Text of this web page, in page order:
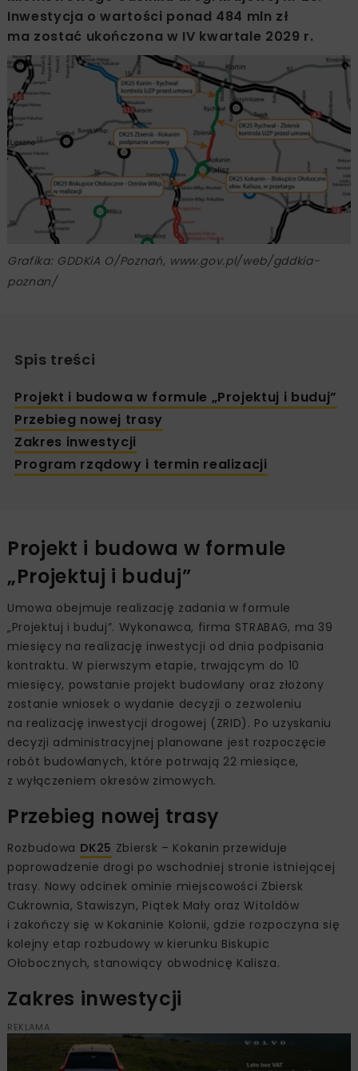
Inwestycja o wartości ponad 484 mln zł
ma zostać ukończona w IV kwartale 2029 r.
Grafika: GDDKiA O/Poznań, www.gov.pl/web/gddkia-
poznan/
Spis treści
Projekt i budowa w formule „Projektuj i buduj”
Przebieg nowej trasy
Zakres inwestycji
Program rządowy i termin realizacji
Projekt i budowa w formule
„Projektuj i buduj”
Umowa obejmuje realizację zadania w formule
„Projektuj i buduj”. Wykonawca, firma STRABAG, ma 39
miesięcy na realizację inwestycji od dnia podpisania
kontraktu. W pierwszym etapie, trwającym do 10
miesięcy, powstanie projekt budowlany oraz złożony
zostanie wniosek o wydanie decyzji o zezwoleniu
na realizację inwestycji drogowej (ZRID). Po uzyskaniu
decyzji administracyjnej planowane jest rozpoczęcie
robót budowlanych, które potrwają 22 miesiące,
z wyłączeniem okresów zimowych.
Przebieg nowej trasy
Rozbudowa DK25 Zbiersk – Kokanin przewiduje
poprowadzenie drogi po wschodniej stronie istniejącej
trasy. Nowy odcinek ominie miejscowości Zbiersk
Cukrownia, Stawiszyn, Piątek Mały oraz Witoldów
i zakończy się w Kokaninie Kolonii, gdzie rozpoczyna się
kolejny etap rozbudowy w kierunku Biskupic
Ołobocznych, stanowiący obwodnicę Kalisza.
Zakres inwestycji
REKLAMA